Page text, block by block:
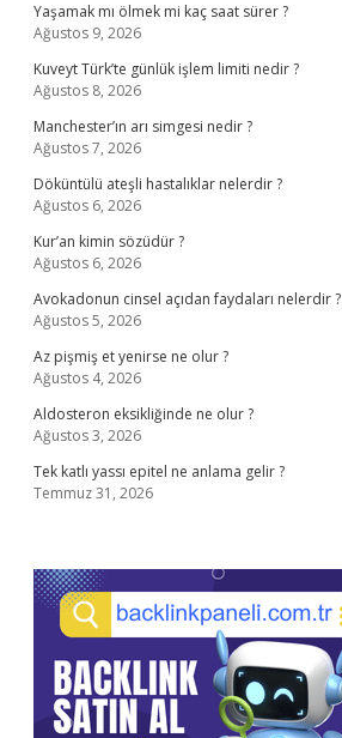
Yaşamak mı ölmek mi kaç saat sürer ?
Ağustos 9, 2026
Kuveyt Türk’te günlük işlem limiti nedir ?
Ağustos 8, 2026
Manchester’ın arı simgesi nedir ?
Ağustos 7, 2026
Döküntülü ateşli hastalıklar nelerdir ?
Ağustos 6, 2026
Kur’an kimin sözüdür ?
Ağustos 6, 2026
Avokadonun cinsel açıdan faydaları nelerdir ?
Ağustos 5, 2026
Az pişmiş et yenirse ne olur ?
Ağustos 4, 2026
Aldosteron eksikliğinde ne olur ?
Ağustos 3, 2026
Tek katlı yassı epitel ne anlama gelir ?
Temmuz 31, 2026